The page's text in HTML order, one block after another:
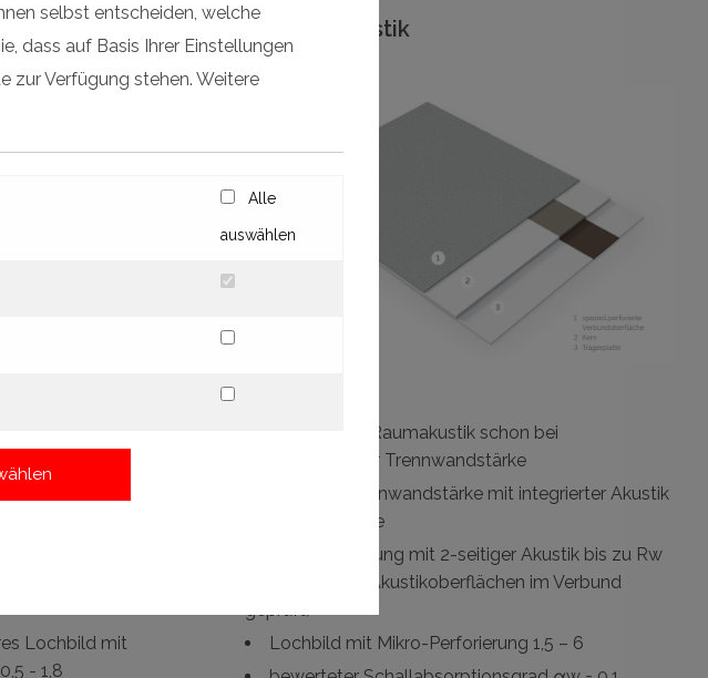
Lochbild mit
- 1,8
Variflex Akustik
Light
verbesserte Raumakustik schon bei
gleichbleibender Trennwandstärke
100 mm Trennwandstärke mit integrierter Akustik
in der Deckplatte
Schalldämmung mit 2-seitiger Akustik bis zu Rw
57 dB (mit den Akustikoberflächen im Verbund
geprüft)
Lochbild mit Mikro-Perforierung 1,5 – 6
selbst entscheiden, welche
dass auf Basis Ihrer Einstellungen
zur Verfügung stehen. Weitere
Alle
auswählen